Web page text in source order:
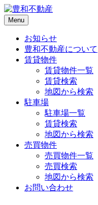
Menu
お知らせ
豊和不動産について
賃貸物件
賃貸物件一覧
賃貸検索
地図から検索
駐車場
駐車場一覧
賃貸検索
地図から検索
売買物件
売買物件一覧
売買検索
地図から検索
お問い合わせ